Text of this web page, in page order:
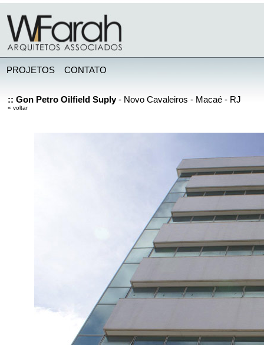
PROJETOS CONTATO
:: Gon Petro Oilfield Suply- Novo Cavaleiros - Macaé - RJ
« voltar